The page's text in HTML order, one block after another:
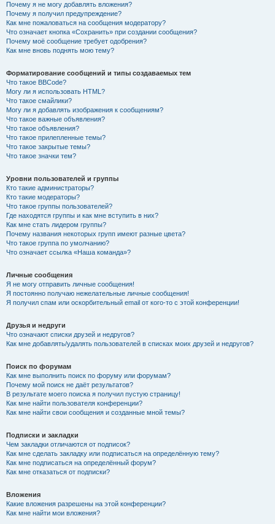
Почему я не могу добавлять вложения?
Почему я получил предупреждение?
Как мне пожаловаться на сообщения модератору?
Что означает кнопка «Сохранить» при создании сообщения?
Почему моё сообщение требует одобрения?
Как мне вновь поднять мою тему?
Форматирование сообщений и типы создаваемых тем
Что такое BBCode?
Могу ли я использовать HTML?
Что такое смайлики?
Могу ли я добавлять изображения к сообщениям?
Что такое важные объявления?
Что такое объявления?
Что такое прилепленные темы?
Что такое закрытые темы?
Что такое значки тем?
Уровни пользователей и группы
Кто такие администраторы?
Кто такие модераторы?
Что такое группы пользователей?
Где находятся группы и как мне вступить в них?
Как мне стать лидером группы?
Почему названия некоторых групп имеют разные цвета?
Что такое группа по умолчанию?
Что означает ссылка «Наша команда»?
Личные сообщения
Я не могу отправить личные сообщения!
Я постоянно получаю нежелательные личные сообщения!
Я получил спам или оскорбительный email от кого-то с этой конференции!
Друзья и недруги
Что означают списки друзей и недругов?
Как мне добавлять/удалять пользователей в списках моих друзей и недругов?
Поиск по форумам
Как мне выполнить поиск по форуму или форумам?
Почему мой поиск не даёт результатов?
В результате моего поиска я получил пустую страницу!
Как мне найти пользователя конференции?
Как мне найти свои сообщения и созданные мной темы?
Подписки и закладки
Чем закладки отличаются от подписок?
Как мне сделать закладку или подписаться на определённую тему?
Как мне подписаться на определённый форум?
Как мне отказаться от подписки?
Вложения
Какие вложения разрешены на этой конференции?
Как мне найти мои вложения?